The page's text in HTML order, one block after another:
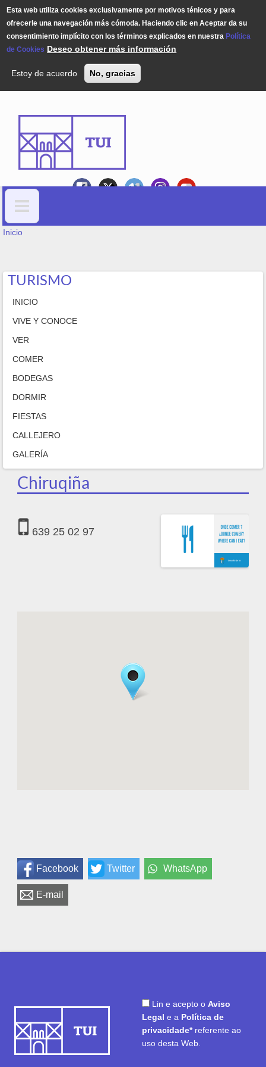
Esta web utiliza cookies exclusivamente por motivos ténicos y para
ofrecerle una navegación más cómoda. Haciendo clic en Aceptar da su
consentimiento implícito con los términos explicados en nuestra Política
de Cookies Deseo obtener más información
Estoy de acuerdo No, gracias
Formulario de búsqueda
USTED ESTÁ AQUÍ
Inicio
TURISMO
INICIO
VIVE Y CONOCE
VER
COMER
BODEGAS
DORMIR
FIESTAS
CALLEJERO
GALERÍA
Chiruqiña
639 25 02 97
Facebook Twitter WhatsApp
E-mail
Lin e acepto o Aviso
Legal e a Política de
privacidade* referente ao
uso desta Web.